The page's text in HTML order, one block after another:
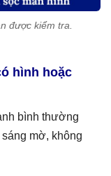
được kiểm tra.
hình hoặc
bình thường
mờ, không